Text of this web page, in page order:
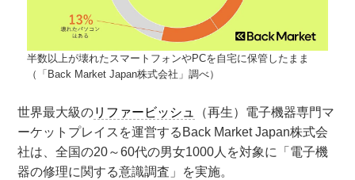
半数以上が壊れたスマートフォンやPCを自宅に保管したまま
（「Back Market Japan株式会社」調べ）
世界最大級のリファービッシュ
（再生）電子機器専門マ
ーケットプレイスを運営するBack Market Japan株式会
社は、全国の20～60代の男女1000人を対象に「電子機
器の修理に関する意識調査」を実施。